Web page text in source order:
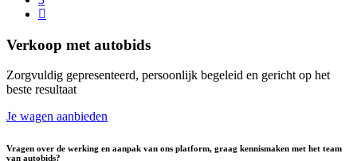
Verkoop met autobids
Zorgvuldig gepresenteerd, persoonlijk begeleid en gericht op het
beste resultaat
Je wagen aanbieden
Vragen over de werking en aanpak van ons platform, graag kennismaken met het team
van autobids?